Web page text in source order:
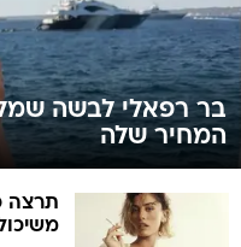
בר רפאלי לבשה
המחיר שלה
תרצה